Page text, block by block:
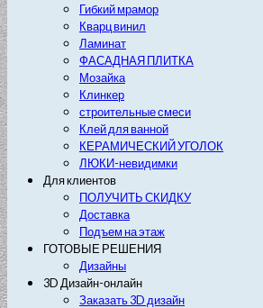
Гибкий мрамор
Кварц винил
Ламинат
ФАСАДНАЯ ПЛИТКА
Мозайка
Клинкер
строительные смеси
Клей для ванной
КЕРАМИЧЕСКИЙ УГОЛОК
ЛЮКИ-невидимки
Для клиентов
ПОЛУЧИТЬ СКИДКУ
Доставка
Подъем на этаж
ГОТОВЫЕ РЕШЕНИЯ
Дизайны
3D Дизайн-онлайн
Заказать 3D дизайн